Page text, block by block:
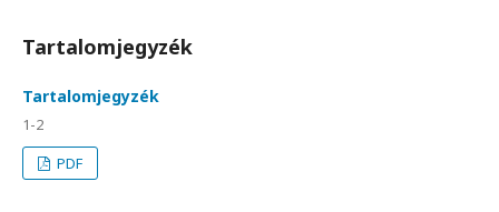
Tartalomjegyzék
Tartalomjegyzék
1-2
PDF